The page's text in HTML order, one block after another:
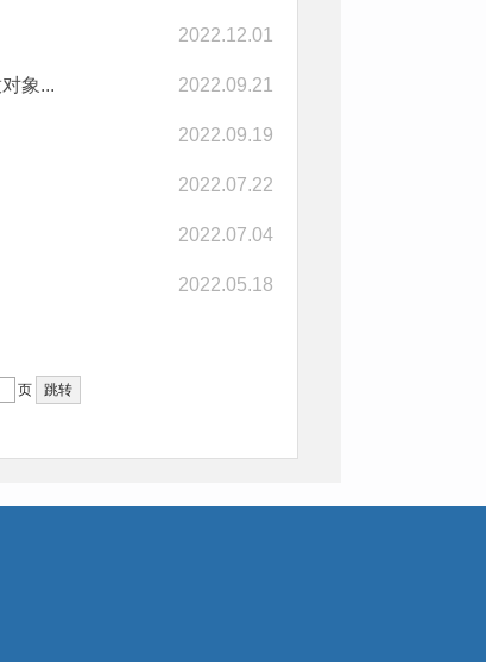
2022.12.01
象... 2022.09.21
2022.09.19
2022.07.22
2022.07.04
2022.05.18
页 跳转